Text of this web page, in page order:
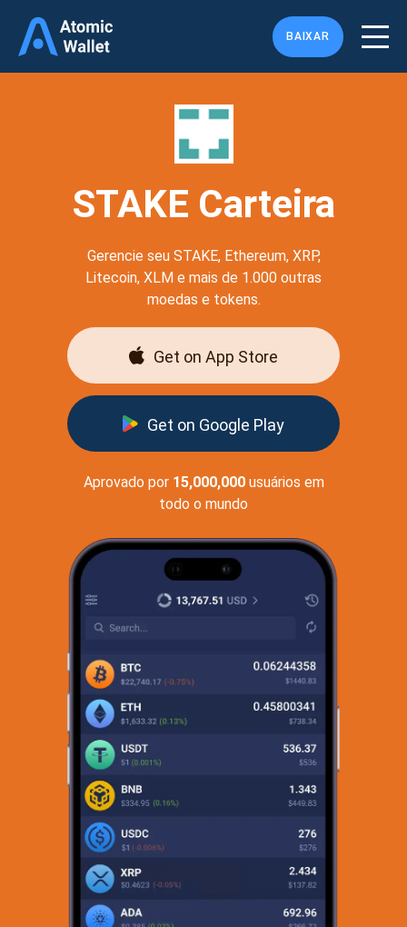
BAIXAR
STAKE Carteira
Gerencie seu STAKE, Ethereum, XRP,
Litecoin, XLM e mais de 1.000 outras
moedas e tokens.
Get on App Store
Get on Google Play
Aprovado por 15,000,000usuários em
todo o mundo